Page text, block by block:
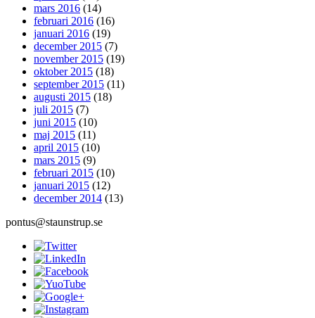
mars 2016 (14)
februari 2016 (16)
januari 2016 (19)
december 2015 (7)
november 2015 (19)
oktober 2015 (18)
september 2015 (11)
augusti 2015 (18)
juli 2015 (7)
juni 2015 (10)
maj 2015 (11)
april 2015 (10)
mars 2015 (9)
februari 2015 (10)
januari 2015 (12)
december 2014 (13)
pontus@staunstrup.se